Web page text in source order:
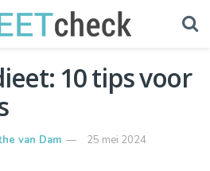
10 tips voor
van Dam
25 mei 2024